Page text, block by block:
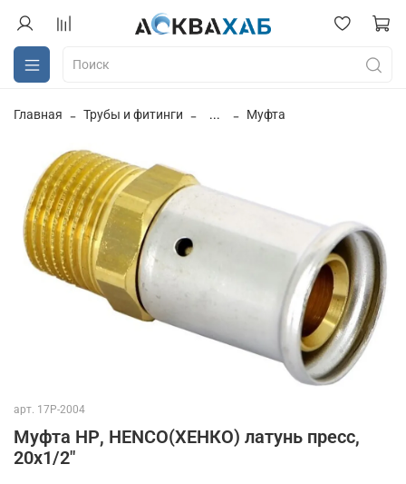
Главная Трубы и фитинги ... Муфта
арт. 17P-2004
Муфта НР, HENCO(ХЕНКО) латунь пресс,
20x1/2"